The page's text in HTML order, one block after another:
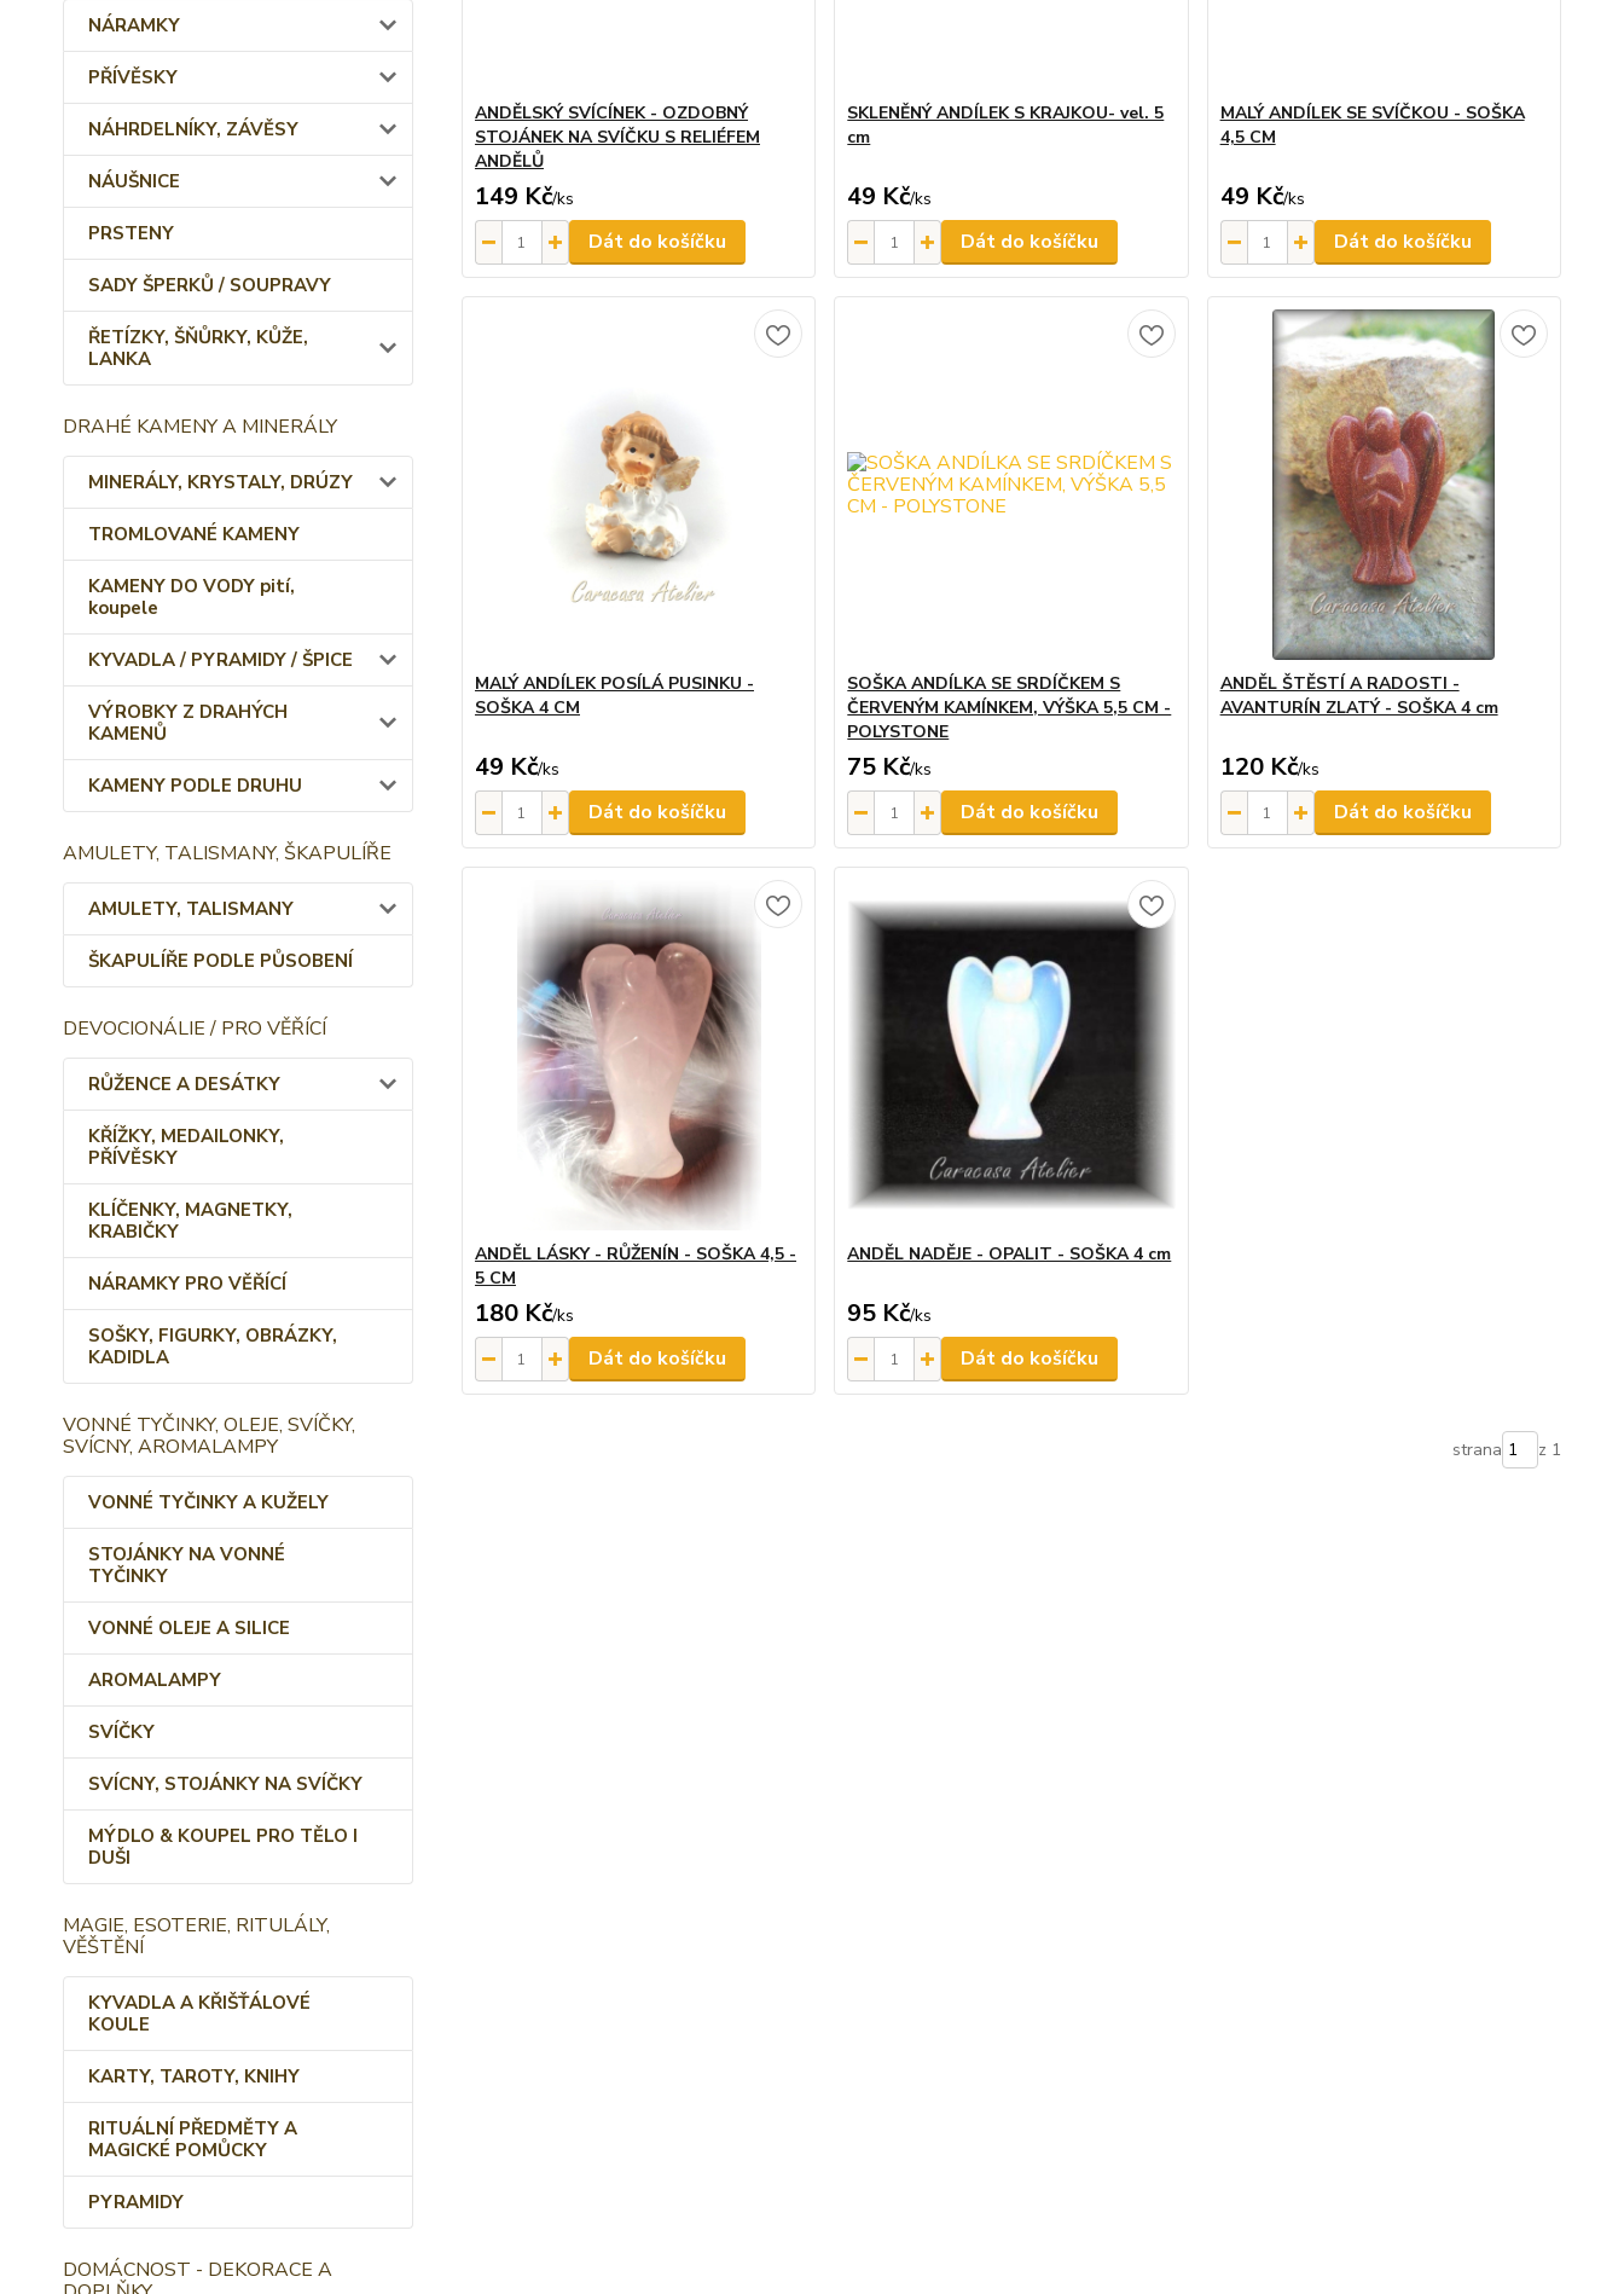
NÁRAMKY
PŘÍVĚSKY
NÁHRDELNÍKY, ZÁVĚSY
NÁUŠNICE
PRSTENY
SADY ŠPERKŮ / SOUPRAVY
ŘETÍZKY, ŠŇŮRKY, KŮŽE,
LANKA
DRAHÉ KAMENY A MINERÁLY
MINERÁLY, KRYSTALY, DRÚZY
TROMLOVANÉ KAMENY
KAMENY DO VODY pití,
koupele
KYVADLA / PYRAMIDY / ŠPICE
VÝROBKY Z DRAHÝCH
KAMENŮ
KAMENY PODLE DRUHU
AMULETY, TALISMANY, ŠKAPULÍŘE
AMULETY, TALISMANY
ŠKAPULÍŘE PODLE PŮSOBENÍ
DEVOCIONÁLIE / PRO VĚŘÍCÍ
RŮŽENCE A DESÁTKY
KŘÍŽKY, MEDAILONKY,
PŘÍVĚSKY
KLÍČENKY, MAGNETKY,
KRABIČKY
NÁRAMKY PRO VĚŘÍCÍ
SOŠKY, FIGURKY, OBRÁZKY,
KADIDLA
VONNÉ TYČINKY, OLEJE, SVÍČKY,
SVÍCNY, AROMALAMPY
VONNÉ TYČINKY A KUŽELY
STOJÁNKY NA VONNÉ
TYČINKY
VONNÉ OLEJE A SILICE
AROMALAMPY
SVÍČKY
SVÍCNY, STOJÁNKY NA SVÍČKY
MÝDLO & KOUPEL PRO TĚLO I
DUŠI
MAGIE, ESOTERIE, RITULÁLY,
VĚŠTĚNÍ
KYVADLA A KŘIŠŤÁLOVÉ
KOULE
KARTY, TAROTY, KNIHY
RITUÁLNÍ PŘEDMĚTY A
MAGICKÉ POMŮCKY
PYRAMIDY
DOMÁCNOST - DEKORACE A
ANDĚLSKÝ SVÍCÍNEK - OZDOBNÝ
STOJÁNEK NA SVÍČKU S RELIÉFEM
ANDĚLŮ
149 Kč/ks
Dát do košíčku
SKLENĚNÝ ANDÍLEK S KRAJKOU- vel. 5
cm
49 Kč/ks
Dát do košíčku
MALÝ ANDÍLEK SE SVÍČKOU - SOŠKA
4,5 CM
49 Kč/ks
Dát do košíčku
MALÝ ANDÍLEK POSÍLÁ PUSINKU -
SOŠKA 4 CM
49 Kč/ks
Dát do košíčku
SOŠKA ANDÍLKA SE SRDÍČKEM S
ČERVENÝM KAMÍNKEM, VÝŠKA 5,5 CM -
POLYSTONE
75 Kč/ks
Dát do košíčku
ANDĚL ŠTĚSTÍ A RADOSTI -
AVANTURÍN ZLATÝ - SOŠKA 4 cm
120 Kč/ks
Dát do košíčku
ANDĚL LÁSKY - RŮŽENÍN - SOŠKA 4,5 -
5 CM
180 Kč/ks
Dát do košíčku
ANDĚL NADĚJE - OPALIT - SOŠKA 4 cm
95 Kč/ks
Dát do košíčku
strana z 1